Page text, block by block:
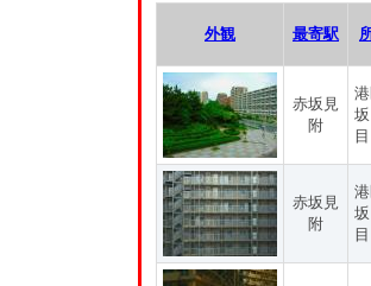
外観 最寄駅
赤坂見
附
目
赤坂見
附
目